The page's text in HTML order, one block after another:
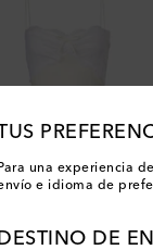
Para una experiencia
e idioma de
DESTINO DE